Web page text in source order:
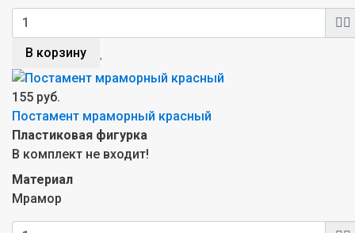
В корзину
155 руб.
Постамент мраморный красный
Пластиковая фигурка
В комплект не входит!
Материал
Мрамор